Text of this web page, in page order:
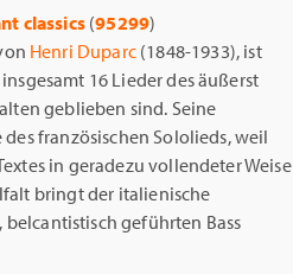
classics (95299)
Henri Duparc (1848-1933), ist
16 Lieder des äußerst
geblieben sind. Seine
französischen Sololieds, weil
in geradezu vollendeter Weise
bringt der italienische
belcantistisch geführten Bass